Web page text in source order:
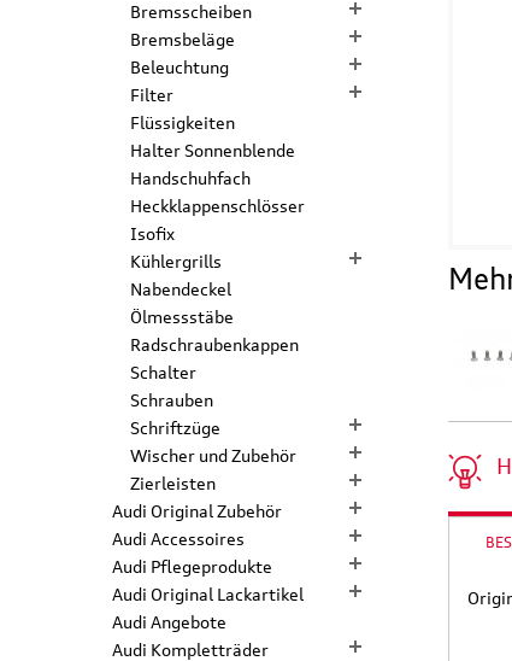
Bremsscheiben
Bremsbeläge
Beleuchtung
Filter
Flüssigkeiten
Halter Sonnenblende
Handschuhfach
Heckklappenschlösser
Isofix
Kühlergrills
Nabendeckel
Ölmessstäbe
Radschraubenkappen
Schalter
Schrauben
Schriftzüge
Wischer und Zubehör
Zierleisten
Audi Original Zubehör
Audi Accessoires
Audi Pflegeprodukte
Audi Original Lackartikel
Audi Angebote
Audi Kompletträder